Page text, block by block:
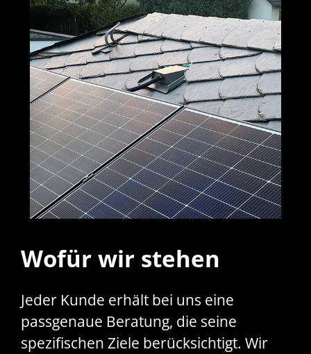
Wofür wir stehen
Jeder Kunde erhält bei uns eine
passgenaue Beratung, die seine
spezifischen Ziele berücksichtigt. Wir